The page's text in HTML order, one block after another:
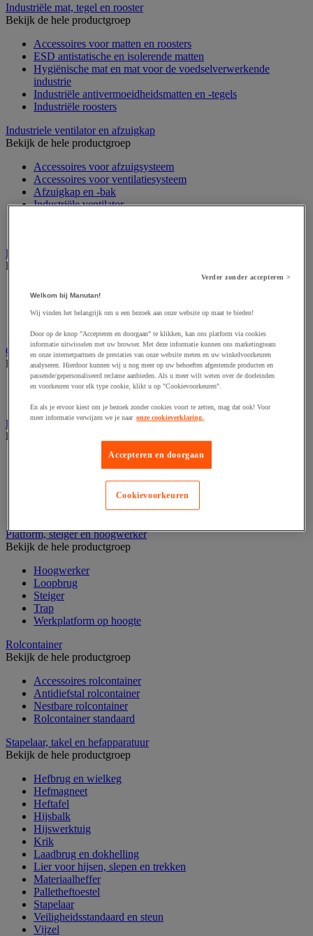
Industriële mat, tegel en rooster
Bekijk de hele productgroep
Accessoires voor matten en roosters
ESD antistatische en isolerende matten
Hygiënische mat en mat voor de voedselverwerkende
industrie
Industriële antivermoeidheidsmatten en -tegels
Industriële roosters
Industriele ventilator en afzuigkap
Bekijk de hele productgroep
Accessoires voor afzuigsysteem
Accessoires voor ventilatiesysteem
Afzuigkap en -bak
Industriële ventilator
Laboratoriummeubilair
Bekijk de hele productgroep
Laboratoriumkast
Laboratoriumladekast
Opstapkruk, trap en ladder
Bekijk de hele productgroep
Ladder
Palletwagen
Bekijk de hele productgroep
Elektrische pallettruck
Handpallettruck
Hoogheffende pallettruck
Pallettruck met weegsysteem
Platform, steiger en hoogwerker
Bekijk de hele productgroep
Hoogwerker
Loopbrug
Steiger
Trap
Werkplatform op hoogte
Rolcontainer
Bekijk de hele productgroep
Accessoires rolcontainer
Antidiefstal rolcontainer
Nestbare rolcontainer
Rolcontainer standaard
Stapelaar, takel en hefapparatuur
Bekijk de hele productgroep
Hefbrug en wielkeg
Hefmagneet
Heftafel
Hijsbalk
Hijswerktuig
Krik
Laadbrug en dokhelling
Lier voor hijsen, slepen en trekken
Materiaalheffer
Palletheftoestel
Stapelaar
Veiligheidsstandaard en steun
Vijzel
Verder zonder accepteren >
Welkom bij Manutan!
Wij vinden het belangrijk om u een bezoek aan onze website op maat te bieden!
Door op de knop "Accepteren en doorgaan" te klikken, kan ons platform via cookies
informatie uitwisselen met uw browser. Met deze informatie kunnen ons marketingteam
en onze internetpartners de prestaties van onze website meten en uw winkelvoorkeuren
analyseren. Hierdoor kunnen wij u nog meer op uw behoeften afgestemde producten en
passende/gepersonaliseerd reclame aanbieden. Als u meer wilt weten over de doeleinden
en voorkeuren voor elk type cookie, klikt u op "Cookievoorkeuren".
En als je ervoor kiest om je bezoek zonder cookies voort te zetten, mag dat ook! Voor
meer informatie verwijzen we je naar onze cookieverklaring.
Accepteren en doorgaan
Cookievoorkeuren